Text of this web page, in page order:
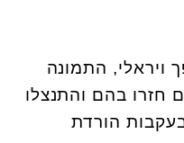
ויראלי, התמונה
חזרו בהם והתנצלו
הורדת